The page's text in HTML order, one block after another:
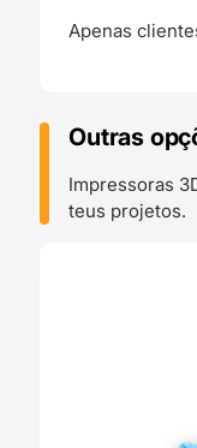
Apenas
Outras
Impressoras
teus projetos.